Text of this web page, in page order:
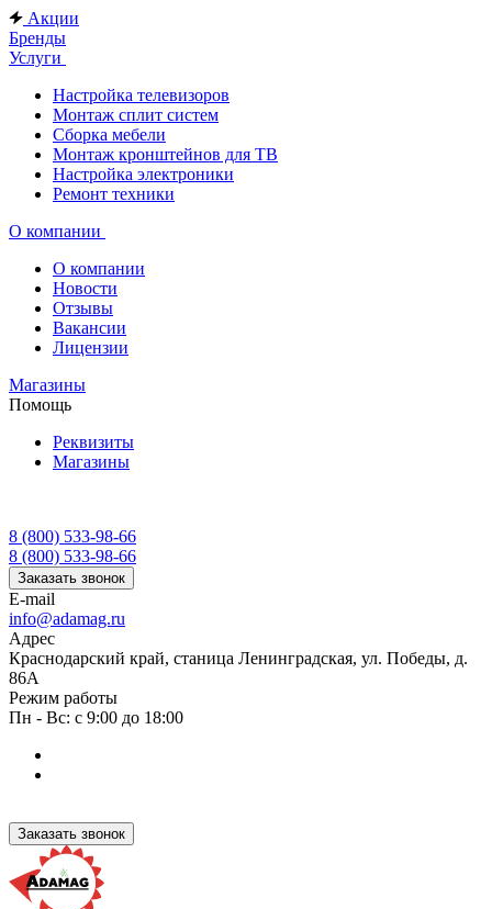
Акции
Бренды
Услуги
Настройка телевизоров
Монтаж сплит систем
Сборка мебели
Монтаж кронштейнов для ТВ
Настройка электроники
Ремонт техники
О компании
О компании
Новости
Отзывы
Вакансии
Лицензии
Магазины
Помощь
Реквизиты
Магазины
8 (800) 533-98-66
8 (800) 533-98-66
Заказать звонок
E-mail
info@adamag.ru
Адрес
Краснодарский край, станица Ленинградская, ул. Победы, д.
86А
Режим работы
Пн - Вс: с 9:00 до 18:00
Заказать звонок